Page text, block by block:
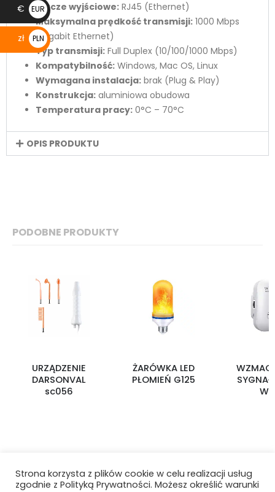
Złącze wyjściowe: RJ45 (Ethernet)
Maksymalna prędkość transmisji: 1000 Mbps
(Gigabit Ethernet)
Typ transmisji: Full Duplex (10/100/1000 Mbps)
Kompatybilność: Windows, Mac OS, Linux
Wymagana instalacja: brak (Plug & Play)
Konstrukcja: aluminiowa obudowa
Temperatura pracy: 0°C – 70°C
OPIS PRODUKTU
PODOBNE PRODUKTY
URZĄDZENIE
DARSONVAL
sc056
ŻARÓWKA LED
PŁOMIEŃ G125
Strona korzysta z plików cookie w celu realizacji usług
zgodnie z Polityką Prywatności. Możesz określić warunki
€
EUR
€
zł
PLN
zł